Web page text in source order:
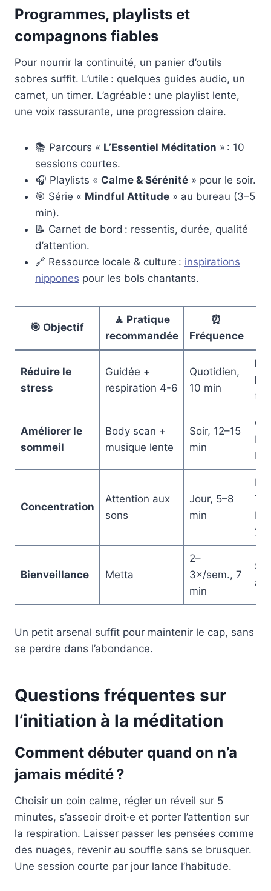
Programmes, playlists et
compagnons fiables
Pour nourrir la continuité, un panier d’outils
sobres suffit. L’utile : quelques guides audio, un
carnet, un timer. L’agréable : une playlist lente,
une voix rassurante, une progression claire.
📚 Parcours « L’Essentiel Méditation » : 10
sessions courtes.
🎧 Playlists « Calme & Sérénité » pour le soir.
🎯 Série « Mindful Attitude » au bureau (3–5
min).
📝 Carnet de bord : ressentis, durée, qualité
d’attention.
🔗 Ressource locale & culture : inspirations
nippones pour les bols chantants.
🎯 Objectif
🧘 Pratique
recommandée
⏰
Fréquence
Réduire le
stress
Guidée +
respiration 4-6
Quotidien,
10 min
Améliorer le
sommeil
Body scan +
musique lente
Soir, 12–15
min
Concentration
Attention aux
sons
Jour, 5–8
min
👂
Bienveillance Metta
2–
3×/sem., 7
min
Un petit arsenal suffit pour maintenir le cap, sans
se perdre dans l’abondance.
Questions fréquentes sur
l’initiation à la méditation
Comment débuter quand on n’a
jamais médité ?
Choisir un coin calme, régler un réveil sur 5
minutes, s’asseoir droit·e et porter l’attention sur
la respiration. Laisser passer les pensées comme
des nuages, revenir au souffle sans se brusquer.
Une session courte par jour lance l’habitude.